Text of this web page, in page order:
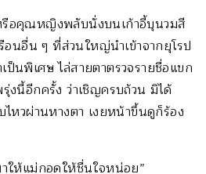
อคุณหญิงพลับนั่งบนเก้าอี้บุนวมสี
อนอื่น ๆ ที่ส่วนใหญ่นำเข้าจากยุโรป
ป็นพิเศษ ไล่สายตาตรวจรายชื่อแขก
งนี้อีกครั้ง ว่าเชิญครบถ้วน มิได้
ไหวผ่านหางตา เงยหน้าขึ้นดูก็ร้อง
ให้แม่กอดให้ชื่นใจหน่อย”